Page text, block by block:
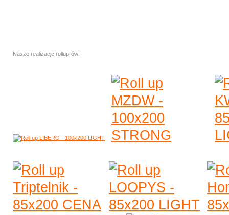
Nasze realizacje rollup-ów: